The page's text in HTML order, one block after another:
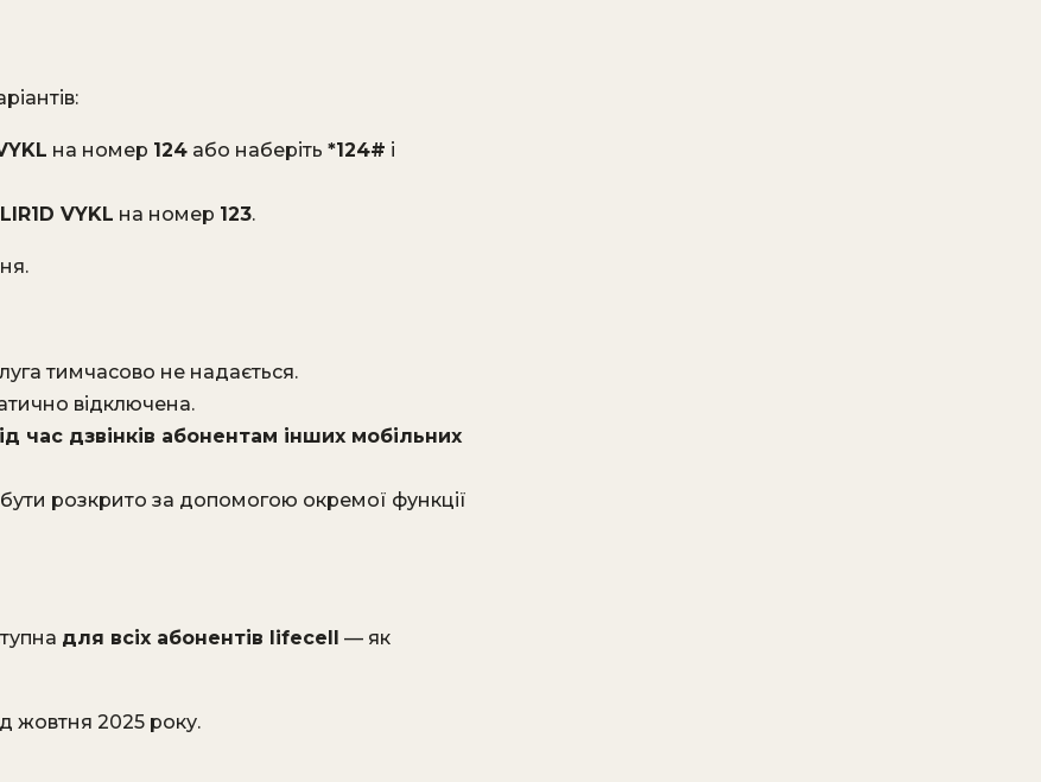
на номер 124 або наберіть *124# і
VYKL на номер 123.
тимчасово не надається.
відключена.
час дзвінків абонентам інших мобільних
розкрито за допомогою окремої функції
для всіх абонентів lifecell — як
жовтня 2025 року.